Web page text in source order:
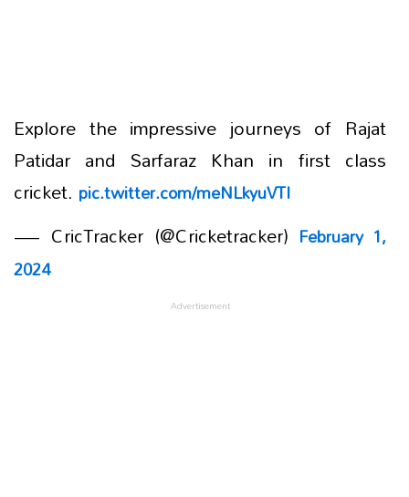
Explore the impressive journeys of Rajat
Patidar and Sarfaraz Khan in first class
cricket. pic.twitter.com/meNLkyuVTI
— CricTracker (@Cricketracker) February 1,
2024